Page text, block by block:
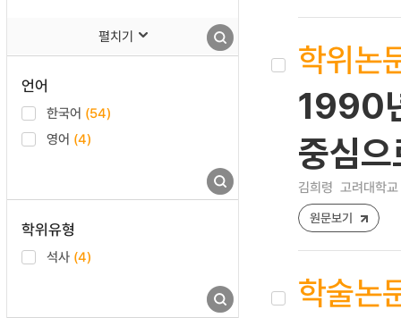
펼치기
언어
한국어 (54)
영어 (4)
학위유형
석사 (4)
학위논
1990
중심으
김희령 고려대학
원문보기
학술논